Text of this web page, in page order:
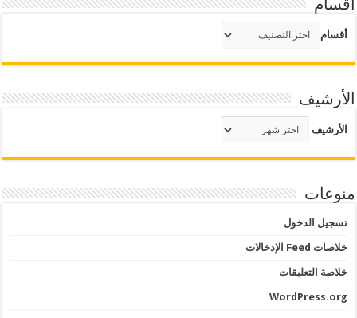
أقسام
أقسام
الأرشيف
الأرشيف
منوعات
تسجيل الدخول
خلاصات Feed الإدخالات
خلاصة التعليقات
WordPress.org